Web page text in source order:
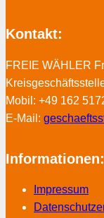
Kontakt:
FREIE WÄHLER
Mobil: +49 162
E-Mail:
Informationen:
Impressum